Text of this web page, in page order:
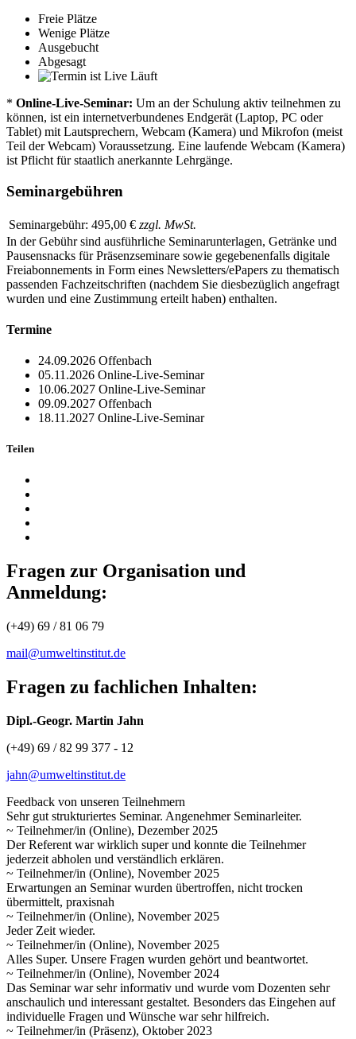
Freie Plätze
Wenige Plätze
Ausgebucht
Abgesagt
Läuft
* Online-Live-Seminar: Um an der Schulung aktiv teilnehmen zu
können, ist ein internetverbundenes Endgerät (Laptop, PC oder
Tablet) mit Lautsprechern, Webcam (Kamera) und Mikrofon (meist
Teil der Webcam) Voraussetzung. Eine laufende Webcam (Kamera)
ist Pflicht für staatlich anerkannte Lehrgänge.
Seminargebühren
Seminargebühr: 495,00 € zzgl. MwSt.
In der Gebühr sind ausführliche Seminarunterlagen, Getränke und
Pausensnacks für Präsenzseminare sowie gegebenenfalls digitale
Freiabonnements in Form eines Newsletters/ePapers zu thematisch
passenden Fachzeitschriften (nachdem Sie diesbezüglich angefragt
wurden und eine Zustimmung erteilt haben) enthalten.
Termine
24.09.2026 Offenbach
05.11.2026 Online-Live-Seminar
10.06.2027 Online-Live-Seminar
09.09.2027 Offenbach
18.11.2027 Online-Live-Seminar
Teilen
Fragen zur Organisation und
Anmeldung:
(+49) 69 / 81 06 79
mail@umweltinstitut.de
Fragen zu fachlichen Inhalten:
Dipl.-Geogr. Martin Jahn
(+49) 69 / 82 99 377 - 12
jahn@umweltinstitut.de
Feedback von unseren Teilnehmern
Sehr gut strukturiertes Seminar. Angenehmer Seminarleiter.
~ Teilnehmer/in (Online), Dezember 2025
Der Referent war wirklich super und konnte die Teilnehmer
jederzeit abholen und verständlich erklären.
~ Teilnehmer/in (Online), November 2025
Erwartungen an Seminar wurden übertroffen, nicht trocken
übermittelt, praxisnah
~ Teilnehmer/in (Online), November 2025
Jeder Zeit wieder.
~ Teilnehmer/in (Online), November 2025
Alles Super. Unsere Fragen wurden gehört und beantwortet.
~ Teilnehmer/in (Online), November 2024
Das Seminar war sehr informativ und wurde vom Dozenten sehr
anschaulich und interessant gestaltet. Besonders das Eingehen auf
individuelle Fragen und Wünsche war sehr hilfreich.
~ Teilnehmer/in (Präsenz), Oktober 2023